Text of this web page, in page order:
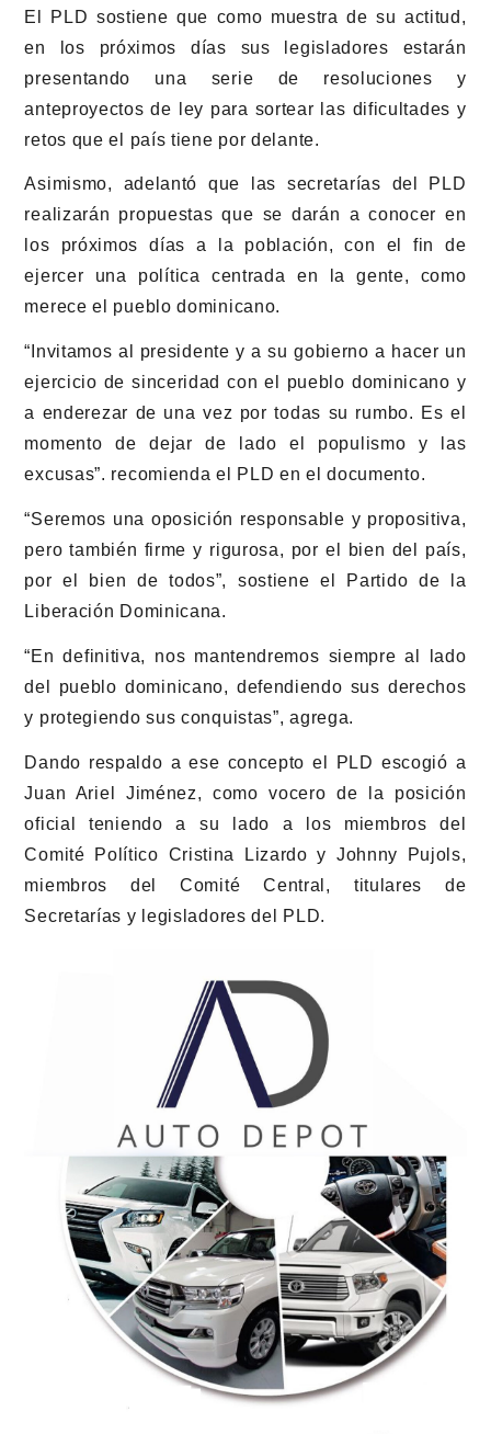
El PLD sostiene que como muestra de su actitud,
en los próximos días sus legisladores estarán
presentando una serie de resoluciones y
anteproyectos de ley para sortear las dificultades y
retos que el país tiene por delante.
Asimismo, adelantó que las secretarías del PLD
realizarán propuestas que se darán a conocer en
los próximos días a la población, con el fin de
ejercer una política centrada en la gente, como
merece el pueblo dominicano.
“Invitamos al presidente y a su gobierno a hacer un
ejercicio de sinceridad con el pueblo dominicano y
a enderezar de una vez por todas su rumbo. Es el
momento de dejar de lado el populismo y las
excusas”. recomienda el PLD en el documento.
“Seremos una oposición responsable y propositiva,
pero también firme y rigurosa, por el bien del país,
por el bien de todos”, sostiene el Partido de la
Liberación Dominicana.
“En definitiva, nos mantendremos siempre al lado
del pueblo dominicano, defendiendo sus derechos
y protegiendo sus conquistas”, agrega.
Dando respaldo a ese concepto el PLD escogió a
Juan Ariel Jiménez, como vocero de la posición
oficial teniendo a su lado a los miembros del
Comité Político Cristina Lizardo y Johnny Pujols,
miembros del Comité Central, titulares de
Secretarías y legisladores del PLD.